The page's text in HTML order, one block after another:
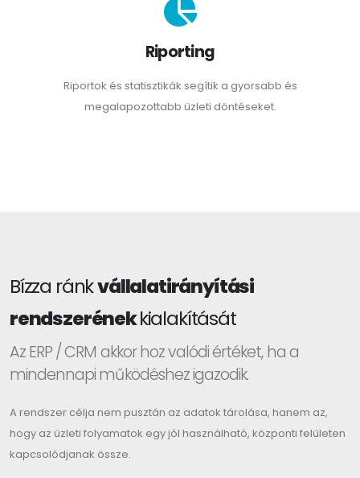
Riporting
Riportok és statisztikák segítik a gyorsabb és
megalapozottabb üzleti döntéseket.
Bízza ránkvállalatirányítási
rendszerénekkialakítását
Az ERP / CRM akkor hoz valódi értéket, ha a
mindennapi működéshez igazodik.
A rendszer célja nem pusztán az adatok tárolása, hanem az,
hogy az üzleti folyamatok egy jól használható, központi felületen
kapcsolódjanak össze.